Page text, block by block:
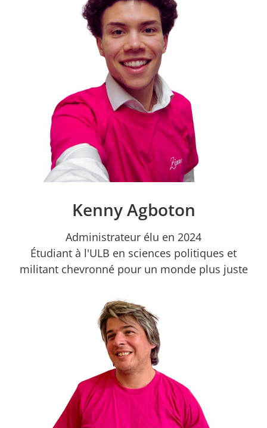
Kenny Agboton
Administrateur élu en 2024
Étudiant à l'ULB en sciences politiques et
militant chevronné pour un monde plus juste